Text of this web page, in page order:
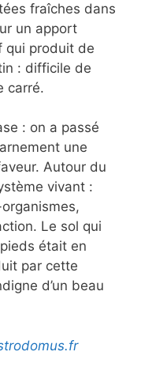
fraîches dans
un apport
qui produit de
: difficile de
carré.
: on a passé
une
Autour du
vivant :
Le sol qui
était en
par cette
d’un beau